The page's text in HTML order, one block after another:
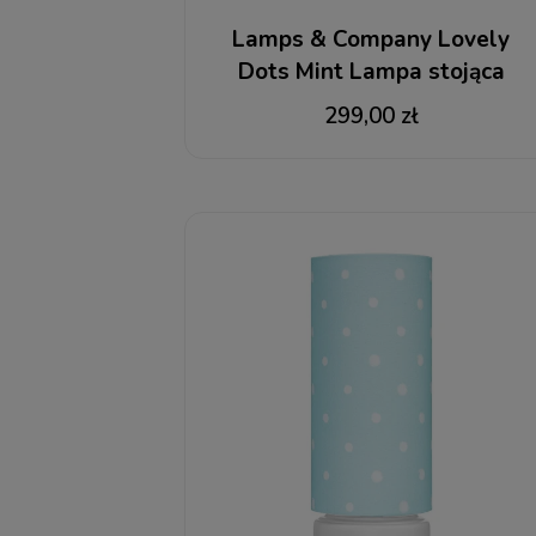
Lamps & Company Lovely
Dots Mint Lampa stojąca
299,00 zł